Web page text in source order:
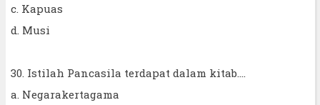
c. Kapuas
d. Musi
30. Istilah Pancasila terdapat dalam kitab....
a. Negarakertagama